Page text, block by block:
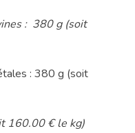
: 380 g (soit
: 380 g (soit
160.00 € le kg)